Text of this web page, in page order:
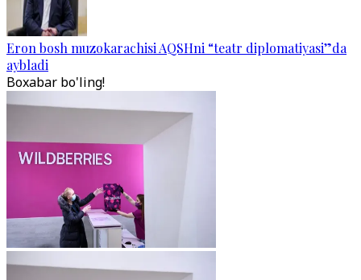
Eron bosh muzokarachisi AQSHni “teatr diplomatiyasi”da
aybladi
Boxabar bo'ling!